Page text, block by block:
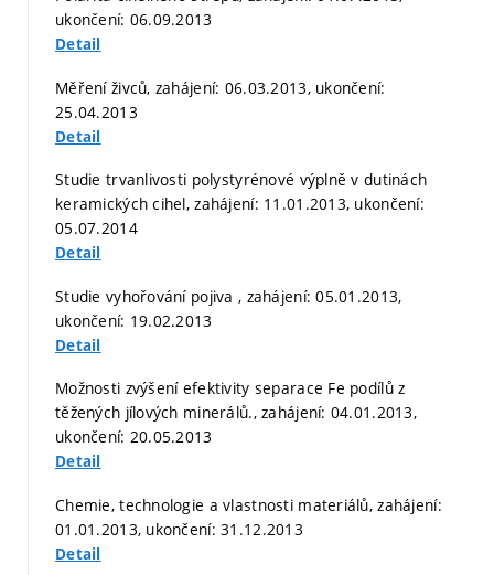
ukončení: 06.09.2013
Detail
Měření živců, zahájení: 06.03.2013, ukončení:
25.04.2013
Detail
Studie trvanlivosti polystyrénové výplně v dutinách
keramických cihel, zahájení: 11.01.2013, ukončení:
05.07.2014
Detail
Studie vyhořování pojiva , zahájení: 05.01.2013,
ukončení: 19.02.2013
Detail
Možnosti zvýšení efektivity separace Fe podílů z
těžených jílových minerálů., zahájení: 04.01.2013,
ukončení: 20.05.2013
Detail
Chemie, technologie a vlastnosti materiálů, zahájení:
01.01.2013, ukončení: 31.12.2013
Detail